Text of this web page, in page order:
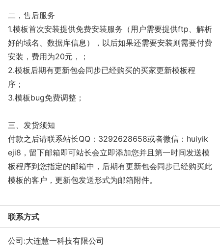
二，售后服务
1.模板首次安装提供免费安装服务（用户需要提供ftp、解析
好的域名、数据库信息），以后如果还需要安装则需要付费
安装，费用为20元，；
2.模板后期有更新包会同步已经购买的买家更新模板程
序；
3.模板bug免费调整；
三、发货须知
付款之后请联系站长QQ：3292628658或者微信：huiyik
eji8，留下邮箱即可站长会立即添加您并且第一时间发送模
板程序到您指定的邮箱中，后期有更新包会同步已经购买此
模板的客户，更新包发送形式为邮箱附件。
联系方式
公司:大连慧一科技有限公司